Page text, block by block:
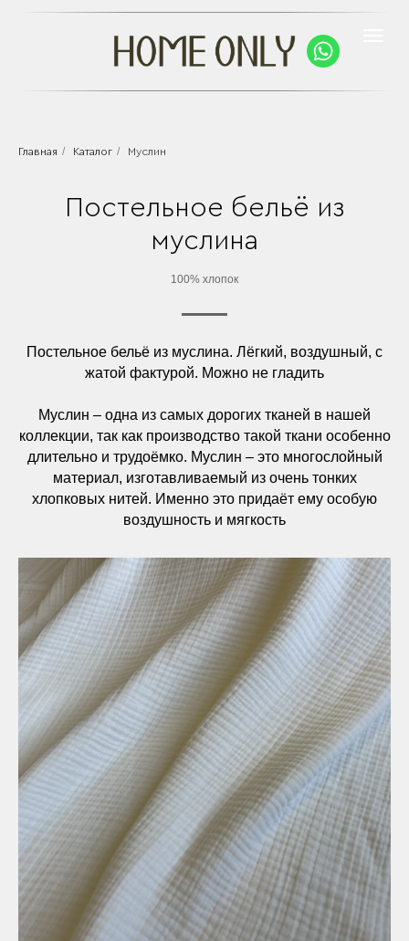
Главная / Каталог / Муслин
Постельное бельё из
муслина
100% хлопок
Постельное бельё из муслина. Лёгкий, воздушный, с
жатой фактурой. Можно не гладить
Муслин – одна из самых дорогих тканей в нашей
коллекции, так как производство такой ткани особенно
длительно и трудоёмко. Муслин – это многослойный
материал, изготавливаемый из очень тонких
хлопковых нитей. Именно это придаёт ему особую
воздушность и мягкость